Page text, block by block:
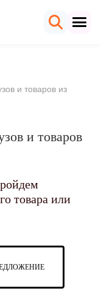
и товаров из
и товаров
товара или